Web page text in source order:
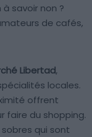
savoir non ?
de cafés,
Libertad,
locales.
offrent
faire du shopping.
qui sont